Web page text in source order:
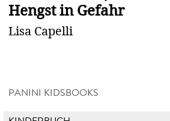
Hengst in Gefahr
Lisa Capelli
PANINI KIDSBOOKS